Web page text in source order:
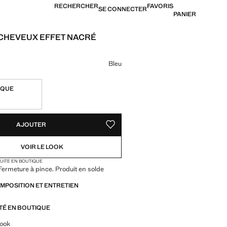
RECHERCHERSE CONNECTERFAVORIS
PANIER
EFFET NACRÉ
€ ]
couleur
Bleu
AJOUTER AJOUTER AUX FAVORIS
VOIR LE LOOK
EN BOUTIQUE
à pince. Produit en solde
ET ENTRETIEN
EN BOUTIQUE
vous sur les looks, les vêtements et les tendances